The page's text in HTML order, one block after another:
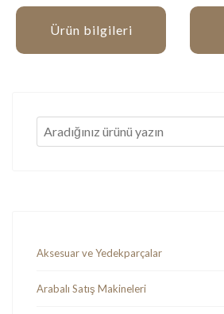
Ürün bilgileri
Aksesuar ve Yedekparçalar
Arabalı Satış Makineleri